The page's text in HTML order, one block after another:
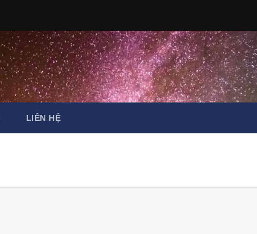
LIÊN HỆ